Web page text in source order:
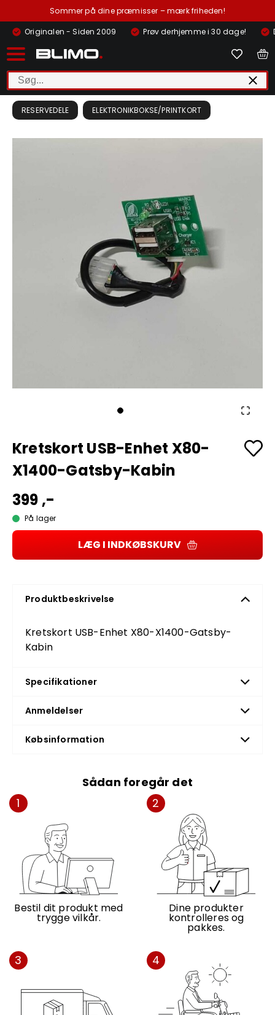
Sommer på dine præmisser – mærk friheden!
Originalen - Siden 2009
Prøv derhjemme i 30 dage!
RESERVEDELE ELEKTRONIKBOKSE/PRINTKORT
Kretskort USB-Enhet X80-
X1400-Gatsby-Kabin
399 ,-
På lager
LÆG I INDKØBSKURV
Produktbeskrivelse
Kretskort USB-Enhet X80-X1400-Gatsby-
Kabin
Specifikationer
Anmeldelser
Købsinformation
Sådan foregår det
1
Bestil dit produkt med
trygge vilkår.
2
Dine produkter
kontrolleres og
pakkes.
3 4